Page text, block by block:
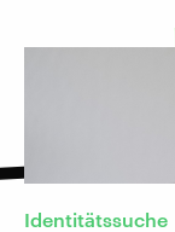
Identitätssuche